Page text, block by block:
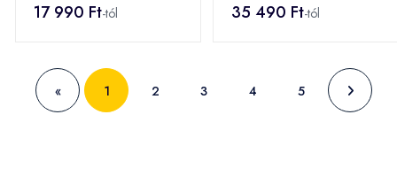
17 990 Ft-tól 35 490 Ft-tól
« 1 2 3 4 5